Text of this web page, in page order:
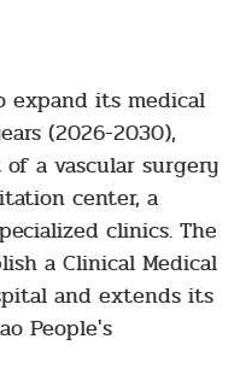
expand its medical
(2026-2030),
a vascular surgery
center, a
clinics. The
a Clinical Medical
and extends its
People's